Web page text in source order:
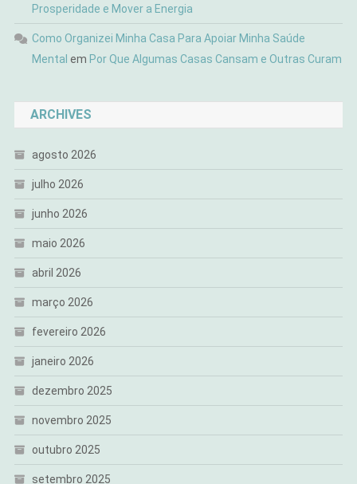
Prosperidade e Mover a Energia
Como Organizei Minha Casa Para Apoiar Minha Saúde
Mental em Por Que Algumas Casas Cansam e Outras Curam
ARCHIVES
agosto 2026
julho 2026
junho 2026
maio 2026
abril 2026
março 2026
fevereiro 2026
janeiro 2026
dezembro 2025
novembro 2025
outubro 2025
setembro 2025